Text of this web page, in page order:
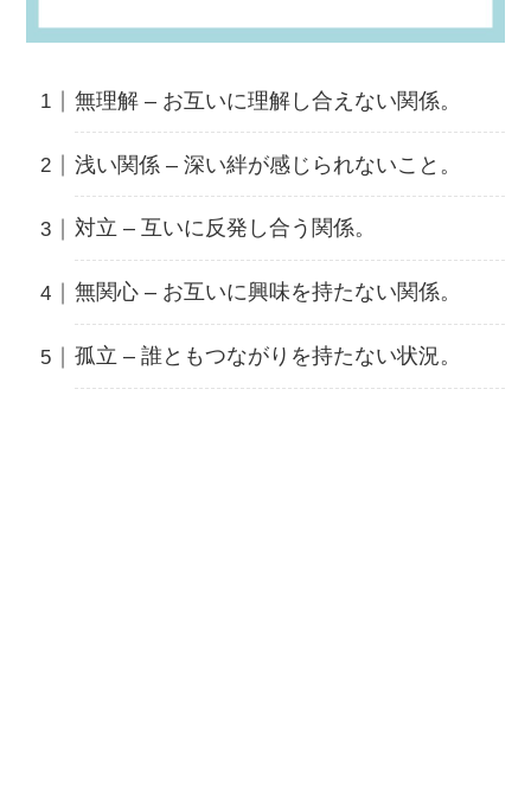
無理解 – お互いに理解し合えない関係。
浅い関係 – 深い絆が感じられないこと。
対立 – 互いに反発し合う関係。
無関心 – お互いに興味を持たない関係。
孤立 – 誰ともつながりを持たない状況。